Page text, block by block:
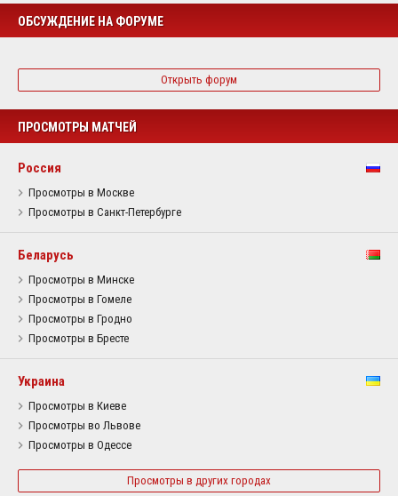
ОБСУЖДЕНИЕ НА ФОРУМЕ
Открыть форум
ПРОСМОТРЫ МАТЧЕЙ
Россия
Просмотры в Москве
Просмотры в Санкт-Петербурге
Беларусь
Просмотры в Минске
Просмотры в Гомеле
Просмотры в Гродно
Просмотры в Бресте
Украина
Просмотры в Киеве
Просмотры во Львове
Просмотры в Одессе
Просмотры в других городах